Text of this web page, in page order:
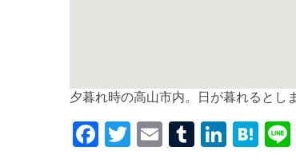
夕暮れ時の高山市内。日が暮れるとし
F T E T Li H